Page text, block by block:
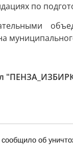
по
об